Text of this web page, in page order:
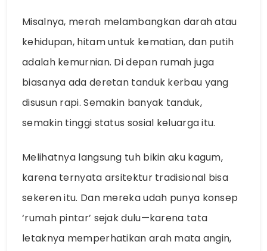
Misalnya, merah melambangkan darah atau
kehidupan, hitam untuk kematian, dan putih
adalah kemurnian. Di depan rumah juga
biasanya ada deretan tanduk kerbau yang
disusun rapi. Semakin banyak tanduk,
semakin tinggi status sosial keluarga itu.
Melihatnya langsung tuh bikin aku kagum,
karena ternyata arsitektur tradisional bisa
sekeren itu. Dan mereka udah punya konsep
‘rumah pintar’ sejak dulu—karena tata
letaknya memperhatikan arah mata angin,